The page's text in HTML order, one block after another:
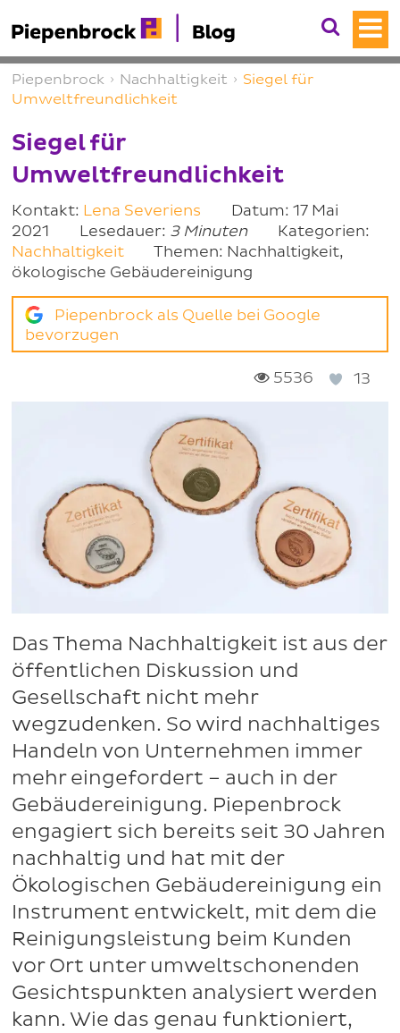
Piepenbrock › Nachhaltigkeit › Siegel für
Umweltfreundlichkeit
Siegel für
Umweltfreundlichkeit
Kontakt: Lena Severiens
Datum: 17 Mai
2021
Lesedauer: 3 Minuten
Kategorien:
Nachhaltigkeit
Themen: Nachhaltigkeit,
ökologische Gebäudereinigung
Piepenbrock als Quelle bei Google
bevorzugen
5536 13
Das Thema Nachhaltigkeit ist aus der
öffentlichen Diskussion und
Gesellschaft nicht mehr
wegzudenken. So wird nachhaltiges
Handeln von Unternehmen immer
mehr eingefordert – auch in der
Gebäudereinigung. Piepenbrock
engagiert sich bereits seit 30 Jahren
nachhaltig und hat mit der
Ökologischen Gebäudereinigung ein
Instrument entwickelt, mit dem die
Reinigungsleistung beim Kunden
vor Ort unter umweltschonenden
Gesichtspunkten analysiert werden
kann. Wie das genau funktioniert,